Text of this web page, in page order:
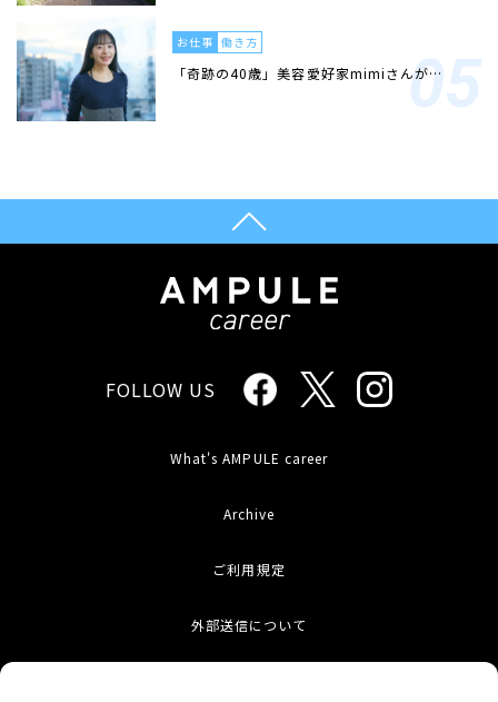
お仕事 働き方
「奇跡の40歳」美容愛好家mimiさんが…
FOLLOW US
What's AMPULE career
Archive
ご利用規定
外部送信について